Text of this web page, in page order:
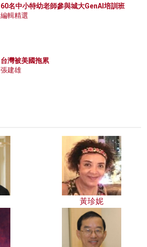
60名中小特幼老師參與城大GenAI培訓班
編輯精選
台灣被美國拖累
張建雄
黃珍妮